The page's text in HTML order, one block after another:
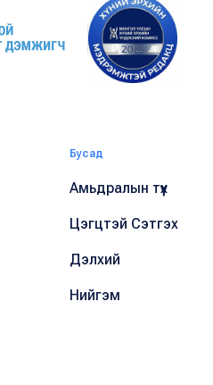
Бусад
Амьдралын түүх
Цэгцтэй Сэтгэх
Дэлхий
Нийгэм